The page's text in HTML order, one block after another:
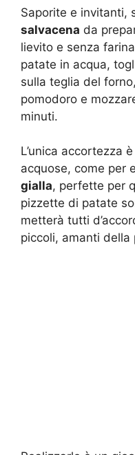
Saporite e invitanti,
salvacena da
lievito e senza
patate in acqua,
sulla teglia del
pomodoro e
minuti.
L’unica accortezza
acquose, come per
gialla, perfette per
pizzette di patate
metterà tutti
piccoli, amanti della